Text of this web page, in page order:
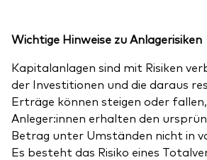
Wichtige Hinweise zu Anlagerisiken
Kapitalanlagen sind mit Risiken
der Investitionen und die daraus
Erträge können steigen oder
Anleger:innen erhalten den
Betrag unter Umständen nicht in
Es besteht das Risiko eines